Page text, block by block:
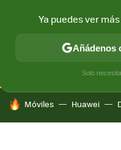
CONECTIVIDAD MÓVIL
HOY SE HABLA DE
Móviles Huawei
Ya puedes ver
Añádenos
Solo